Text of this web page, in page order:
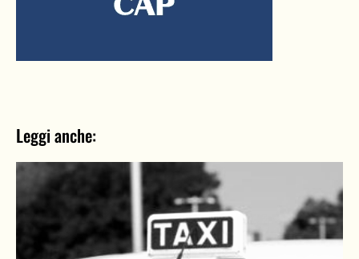
Leggi anche: